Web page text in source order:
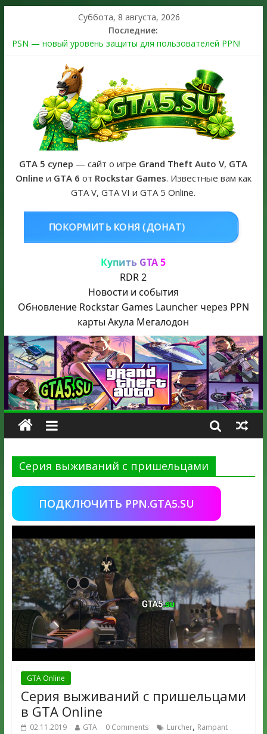
Суббота, 8 августа, 2026
Последние:
PSN — новый уровень защиты для пользователей PPN!
The Kortz Center Heist выйдет в GTA Online уже 14 июля
Регистрация в Rockstar Games Social Club ошибка #1.500.7:
как зарегистрировать аккаунт и войти без проблем в 2026
Получайте особые награды в GTA Online по программе
Fine Art Collector
GTA 6 официальная обложка игры и Предзаказ Grand Theft
Auto VI
GTA 5 супер — сайт о игре Grand Theft Auto V, GTA
Online и GTA 6 от Rockstar Games. Известные вам как
GTA V, GTA VI и GTA 5 Online.
(ДОНАТ) КУПИТЬ GTA 5
Купить GTA 5
RDR 2
Новости и события
Обновление Rockstar Games Launcher через PPN
карты Акула Мегалодон
Серия выживаний с пришельцами
ПОДКЛЮЧИТЬ PPN.GTA5.SU
GTA Online
Серия выживаний с пришельцами
в GTA Online
02.11.2019 GTA 0 Comments Lurcher, Rampant